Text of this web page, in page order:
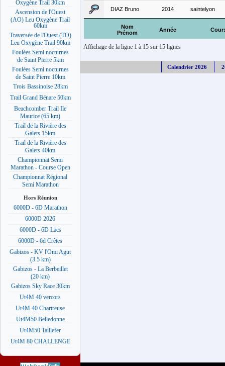
Oxygène Trail 30km
Ascension de l'Ouest
(AO) Leu Oxygène Trail
60km
Traversée de l'Ouest (TO)
Leu Oxygène Trail 90km
Foulées Semi nocturnes
de Saint Pierre 5km
Foulées Semi nocturnes
de Saint Pierre 10km
Trois Bassinoise 28km
Trail Grand Bénare 50km
Beachcomber Trail Ile
Maurice (65 km)
Trail de la Rivière des
Galets 15km
Trail de la Rivière des
Galets 40km
Championnat Semi
Marathon - Course Open
Championnat Régional
Semi Marathon
Hors Réunion
6000D - 6D Marathon
6000D 2026
6000D - 6D Lacs
6000D - 6d Crêtes
Gabizos - KV l'Omi Agut
(3.5 km)
Gabizos - La Berbeillet
(20 km)
Gabizos Sky Race 30km
Ut4M 40 vercors
Ut4M 40 Chartreuse
Ut4M50 Belledonne
Ut4M50 Taillefer
Ut4M 80 CHALLENGE
Nom
Prénom
Année
DIAZ Bruno 2014 saintelyon
Affichage de la ligne 1 à 15 sur 15 lignes
Calendrier 2026